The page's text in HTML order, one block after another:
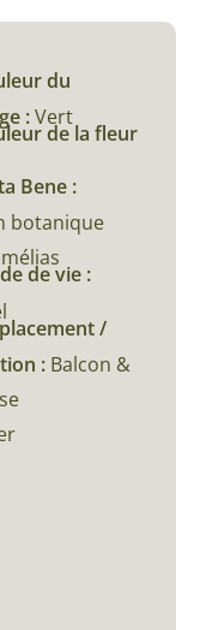
du
:Vert
de la fleur
Bene :
botanique
de vie :
/
: Balcon &